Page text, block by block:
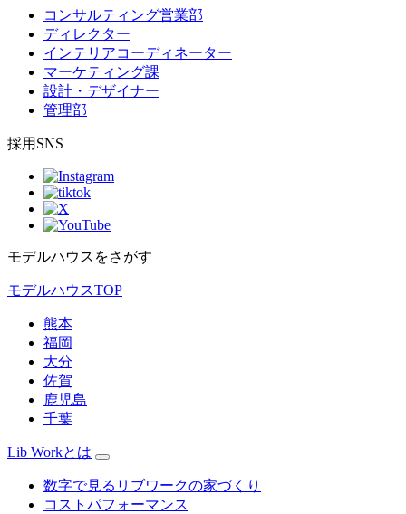
コンサルティング営業部
ディレクター
インテリアコーディネーター
マーケティング課
設計・デザイナー
管理部
採用SNS
モデルハウスをさがす
モデルハウスTOP
熊本
福岡
大分
佐賀
鹿児島
千葉
Lib Workとは
数字で見るリブワークの家づくり
コストパフォーマンス